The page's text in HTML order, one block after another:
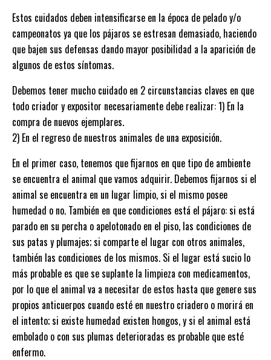
Estos cuidados deben intensificarse en la época de pelado y/o
campeonatos ya que los pájaros se estresan demasiado, haciendo
que bajen sus defensas dando mayor posibilidad a la aparición de
algunos de estos síntomas.
Debemos tener mucho cuidado en 2 circunstancias claves en que
todo criador y expositor necesariamente debe realizar: 1) En la
compra de nuevos ejemplares.
2) En el regreso de nuestros animales de una exposición.
En el primer caso, tenemos que fijarnos en que tipo de ambiente
se encuentra el animal que vamos adquirir. Debemos fijarnos si el
animal se encuentra en un lugar limpio, si el mismo posee
humedad o no. También en que condiciones está el pájaro: si está
parado en su percha o apelotonado en el piso, las condiciones de
sus patas y plumajes; si comparte el lugar con otros animales,
también las condiciones de los mismos. Si el lugar está sucio lo
más probable es que se suplante la limpieza con medicamentos,
por lo que el animal va a necesitar de estos hasta que genere sus
propios anticuerpos cuando esté en nuestro criadero o morirá en
el intento; si existe humedad existen hongos, y si el animal está
embolado o con sus plumas deterioradas es probable que esté
enfermo.